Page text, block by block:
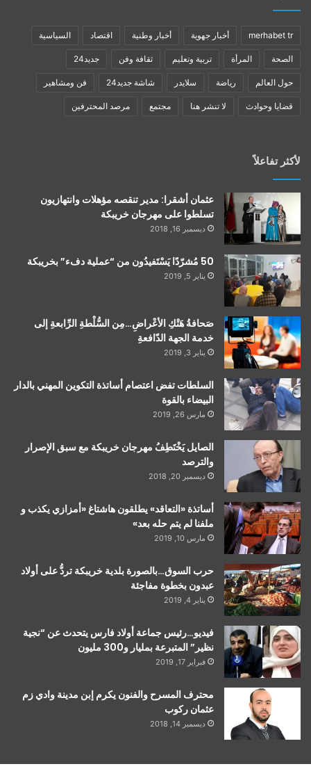
merhabet tr أخبار جهوية أخبار وطنية اقتصاد السياسية
الصحة المرأة تربية وتعليم ثقافة وفن جديد24
حول العالم رياضة سلايدر شاشة جديد24 فن ومشاهير
قضايا وحوادث لا تنشر هنا مجتمع مرصد المحترفين
لأكثر تفاعلاً
عثمان أشقرا: مدير تنقصه مؤهلات وانتهازيون
تسلطوا على مهرجان خريبكة
ديسمبر 16, 2018
50 مُشرّدًا يَسْتَفيدُون من “عملية دفء” بخريبكة
يناير 5, 2019
صَحافةُ هَتْكِ الأعْراضِ…مِن السُّلْطةِ الرِّابعةِ إلى
خدمة الجهة الدّافعةِ
يناير 3, 2019
السلطات تفض اعتصام أساتذة التكوين المهني بالدار
البيضاء بالقوة
مارس 26, 2019
الصايل يَخْتَطِفُ مهرجان خريبكة مع سبق الإصرار
والترصد
ديسمبر 20, 2018
أساتذة «التعاقد» يطلقون هاشتاغ «أمزازي يكذب و
ملفنا لم يتم حله بعد»
مارس 10, 2019
حرب السوق…بالصورة بلدية خريبكة تردُّ على أولاد
عبدون بخطوة مفاجئة
يناير 4, 2019
فيديو…رئيس جماعة أولاد فارس يتحدث عن “نجية
نظير” المتبرعة بمليار و300 مليون
فبراير 17, 2019
محترف المسرح والفنون يكرم إبن مدينة وادي زم
عثمان ركوب
ديسمبر 14, 2018